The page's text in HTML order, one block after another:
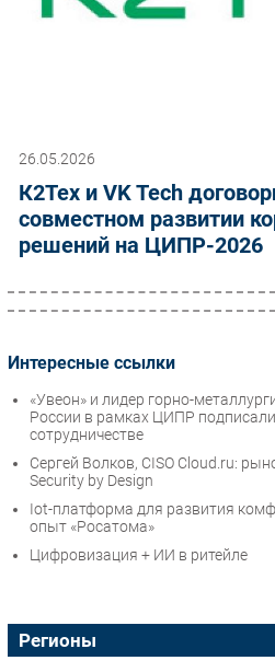
26.05.2026
К2Тех и VK Tech
совместном развитии
решений на ЦИПР-2026
Интересные ссылки
«Увеон» и лидер горно-
России в рамках ЦИПР
сотрудничестве
Сергей Волков, CISO Cloud.ru:
Security by Design
Iot-платформа для развития
опыт «Росатома»
Цифровизация + ИИ в ритейле
Регионы